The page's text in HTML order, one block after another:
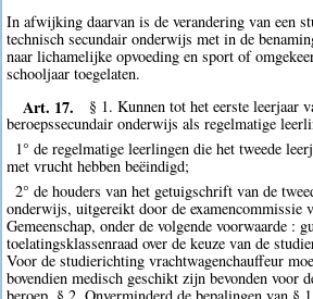
In afwijking daarvan is de verandering van een
technisch secundair onderwijs met in de
naar lichamelijke opvoeding en sport of
schooljaar toegelaten.
Art. 17.
§ 1. Kunnen tot het eerste leerjaar
beroepssecundair onderwijs als regelmatige
1° de regelmatige leerlingen die het tweede
met vrucht hebben beëindigd;
2° de houders van het getuigschrift van de
onderwijs, uitgereikt door de examencommissie
Gemeenschap, onder de volgende voorwaarde :
toelatingsklassenraad over de keuze van de
Voor de studierichting vrachtwagenchauffeur
bovendien medisch geschikt zijn bevonden voor